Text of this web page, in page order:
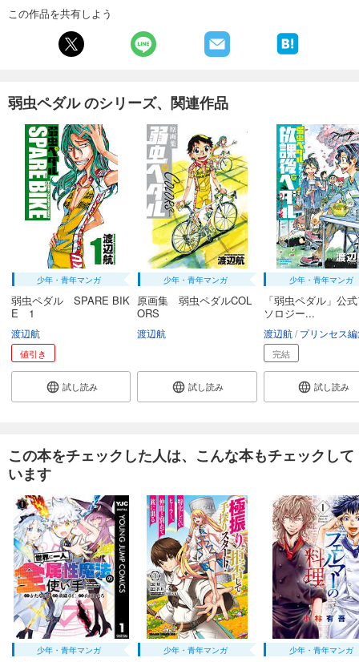
弱虫ペダル 63
円 (税込)
弱虫ペダル 64
649円 (税込)
カート
試し読み
あらすじを表示する
弱虫ペダル 65
649円 (税込)
試し読み
弱虫ペダル 66
円 (税込)
カート
あらすじを表示する
649円 (税込)
カート
試し読み
あらすじを表示する
弱虫ペダル 68
649円 (税込)
カート
この作品を共有しよう
弱虫ペダル のシリーズ、関連作品
少年・青年マンガ
弱虫ペダル SPARE BIK
E 1
渡辺航
値引き
試し読み
少年・青年マンガ
原画集 弱虫ペダルCOL
ORS
渡辺航
試し読み
少年・青年マンガ
「弱虫ペダル」公
ソロジー...
渡辺航 プリンセス
完結
試し読み
この本をチェックした人は、こんな本もチェックして
います
少年・青年マンガ 少年・青年マンガ 少年・青年マンガ